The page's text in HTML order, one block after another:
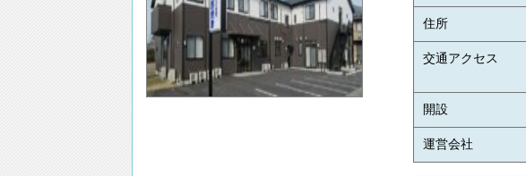
住所
交通アクセス
開設
運営会社